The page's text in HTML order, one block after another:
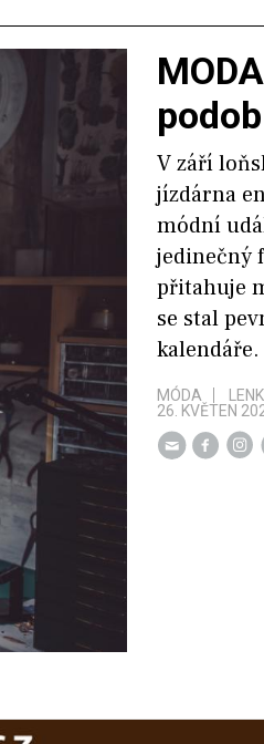
V září
jízdárna
módní
jedinečný
přitahuje
se stal
kalendáře.
MÓDA
26. KVĚTEN